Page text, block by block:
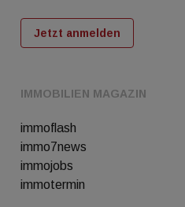
IMMOBILIEN MAGAZIN
immoflash
immo7news
immojobs
immotermin
Jetzt anmelden